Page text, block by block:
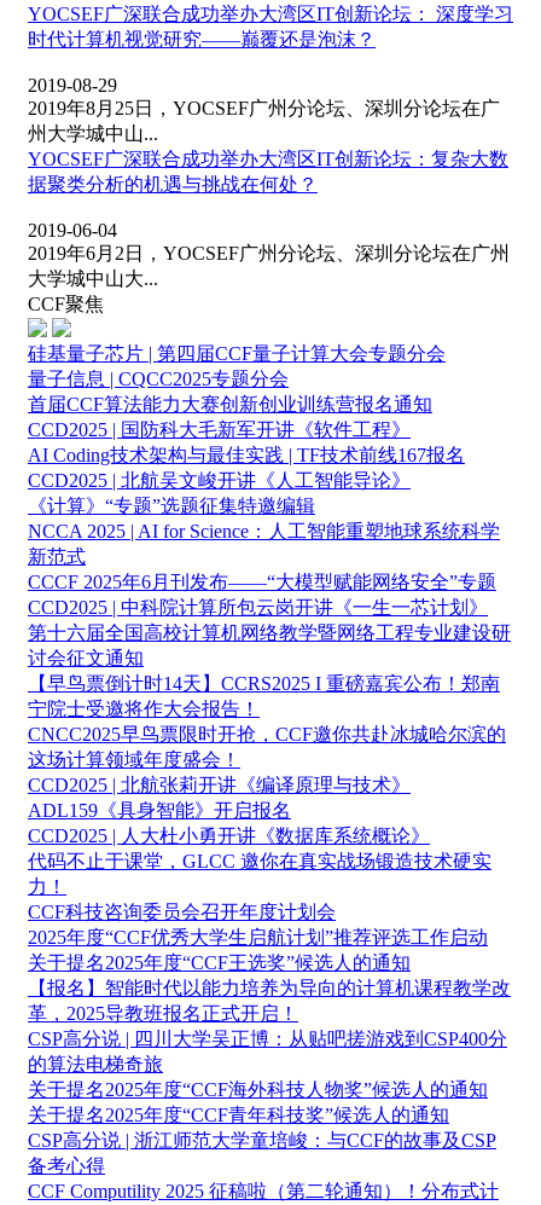
YOCSEF广深联合成功举办大湾区IT创新论坛： 深度学习
时代计算机视觉研究——巅覆还是泡沫？
2019-08-29
2019年8月25日，YOCSEF广州分论坛、深圳分论坛在广
州大学城中山...
YOCSEF广深联合成功举办大湾区IT创新论坛：复杂大数
据聚类分析的机遇与挑战在何处？
2019-06-04
2019年6月2日，YOCSEF广州分论坛、深圳分论坛在广州
大学城中山大...
CCF聚焦
硅基量子芯片 | 第四届CCF量子计算大会专题分会
量子信息 | CQCC2025专题分会
首届CCF算法能力大赛创新创业训练营报名通知
CCD2025 | 国防科大毛新军开讲《软件工程》
AI Coding技术架构与最佳实践 | TF技术前线167报名
CCD2025 | 北航吴文峻开讲《人工智能导论》
《计算》“专题”选题征集特邀编辑
NCCA 2025 | AI for Science：人工智能重塑地球系统科学
新范式
CCCF 2025年6月刊发布——“大模型赋能网络安全”专题
CCD2025 | 中科院计算所包云岗开讲《一生一芯计划》
第十六届全国高校计算机网络教学暨网络工程专业建设研
讨会征文通知
【早鸟票倒计时14天】CCRS2025 I 重磅嘉宾公布！郑南
宁院士受邀将作大会报告！
CNCC2025早鸟票限时开抢，CCF邀你共赴冰城哈尔滨的
这场计算领域年度盛会！
CCD2025 | 北航张莉开讲《编译原理与技术》
ADL159《具身智能》开启报名
CCD2025 | 人大杜小勇开讲《数据库系统概论》
代码不止于课堂，GLCC 邀你在真实战场锻造技术硬实
力！
CCF科技咨询委员会召开年度计划会
2025年度“CCF优秀大学生启航计划”推荐评选工作启动
关于提名2025年度“CCF王选奖”候选人的通知
【报名】智能时代以能力培养为导向的计算机课程教学改
革，2025导教班报名正式开启！
CSP高分说 | 四川大学吴正博：从贴吧搓游戏到CSP400分
的算法电梯奇旅
关于提名2025年度“CCF海外科技人物奖”候选人的通知
关于提名2025年度“CCF青年科技奖”候选人的通知
CSP高分说 | 浙江师范大学童培峻：与CCF的故事及CSP
备考心得
CCF Computility 2025 征稿啦（第二轮通知）！分布式计